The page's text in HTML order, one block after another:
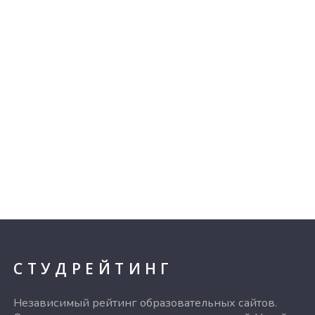
СТУДРЕЙТИНГ
Независимый рейтинг образовательных сайтов.